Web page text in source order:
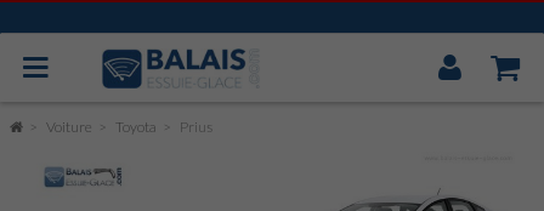
VALEO
Mon
Voiture Toyota Prius